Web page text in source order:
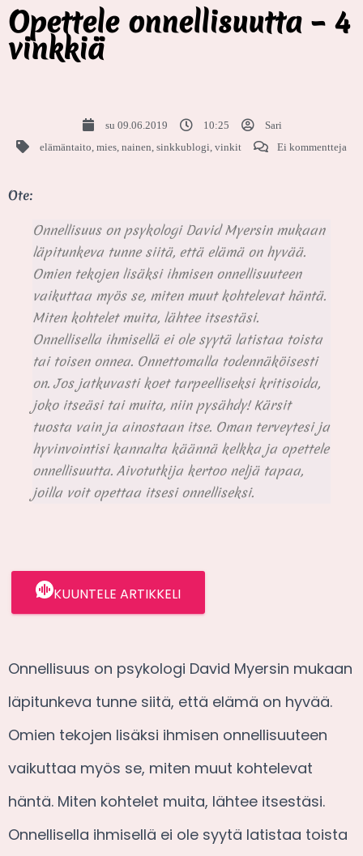
Opettele onnellisuutta – 4
vinkkiä
su 09.06.2019 10:25
Sari
elämäntaito mies nainen sinkkublogi vinkit Ei kommentteja
Ote:
Onnellisuus on psykologi David Myersin mukaan
läpitunkeva tunne siitä, että elämä on hyvää.
Omien tekojen lisäksi ihmisen onnellisuuteen
vaikuttaa myös se, miten muut kohtelevat häntä.
Miten kohtelet muita, lähtee itsestäsi.
Onnellisella ihmisellä ei ole syytä latistaa toista
tai toisen onnea. Onnettomalla todennäköisesti
on. Jos jatkuvasti koet tarpeelliseksi kritisoida,
joko itseäsi tai muita, niin pysähdy! Kärsit
tuosta vain ja ainostaan itse. Oman terveytesi ja
hyvinvointisi kannalta käännä kelkka ja opettele
onnellisuutta. Aivotutkija kertoo neljä tapaa,
joilla voit opettaa itsesi onnelliseksi.
KUUNTELE ARTIKKELI
Onnellisuus on psykologi David Myersin mukaan
läpitunkeva tunne siitä, että elämä on hyvää.
Omien tekojen lisäksi ihmisen onnellisuuteen
vaikuttaa myös se, miten muut kohtelevat
häntä. Miten kohtelet muita, lähtee itsestäsi.
Onnellisella ihmisellä ei ole syytä latistaa toista